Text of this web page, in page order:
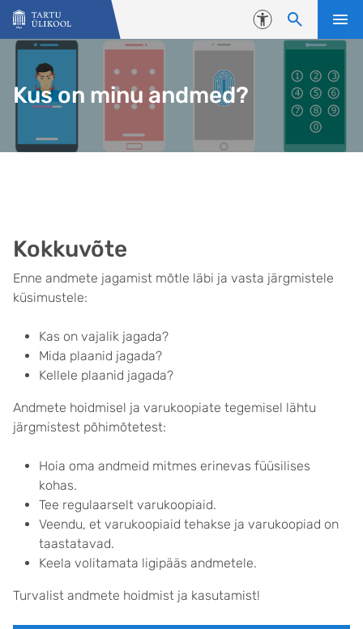
Liigu edasi põhisisu juurde
Juurdepääsetavus
Kus on minu andmed?
Kokkuvõte
Enne andmete jagamist mõtle läbi ja vasta järgmistele
küsimustele:
Kas on vajalik jagada?
Mida plaanid jagada?
Kellele plaanid jagada?
Andmete hoidmisel ja varukoopiate tegemisel lähtu
järgmistest põhimõtetest:
Hoia oma andmeid mitmes erinevas füüsilises
kohas.
Tee regulaarselt varukoopiaid.
Veendu, et varukoopiaid tehakse ja varukoopiad on
taastatavad.
Keela volitamata ligipääs andmetele.
Turvalist andmete hoidmist ja kasutamist!